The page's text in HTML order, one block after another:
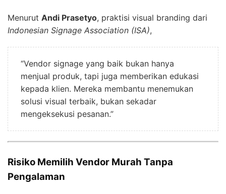
Menurut Andi Prasetyo, praktisi visual branding dari
Indonesian Signage Association (ISA),
“Vendor signage yang baik bukan hanya
menjual produk, tapi juga memberikan edukasi
kepada klien. Mereka membantu menemukan
solusi visual terbaik, bukan sekadar
mengeksekusi pesanan.”
Risiko Memilih Vendor Murah Tanpa
Pengalaman